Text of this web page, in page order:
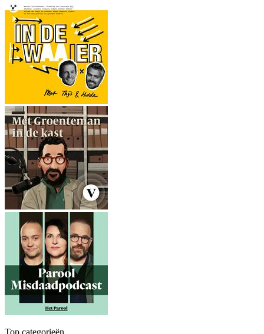
Top categorieën